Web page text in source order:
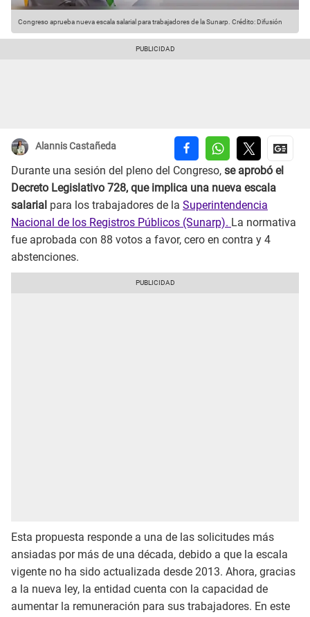
Congreso aprueba nueva escala salarial para trabajadores de la Sunarp. Crédito: Difusión
Alannis Castañeda
Durante una sesión del pleno del Congreso, se aprobó el
Decreto Legislativo 728, que implica una nueva escala
salarial para los trabajadores de la Superintendencia
Nacional de los Registros Públicos (Sunarp). La normativa
fue aprobada con 88 votos a favor, cero en contra y 4
abstenciones.
Esta propuesta responde a una de las solicitudes más
ansiadas por más de una década, debido a que la escala
vigente no ha sido actualizada desde 2013. Ahora, gracias
a la nueva ley, la entidad cuenta con la capacidad de
aumentar la remuneración para sus trabajadores. En este